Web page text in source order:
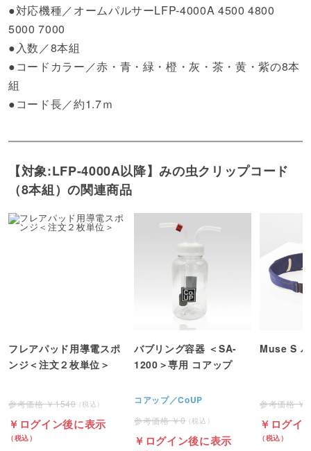
●対応機種／オームパルサーLFP-4000A 4500 4800
5000 7000
●入数／8本組
●コードカラー／赤・青・緑・橙・灰・茶・黄・紫の8本
組
●コード長／約1.7ｍ
【対象:LFP-4000A以降】みの虫クリップコード
（8本組）の関連商品
フレアパッド用導電スポ
ンジ＜注文２枚単位＞
1540
ログイン後に表示
バブリング容器 ＜SA-
1200＞専用 コアップ
コアップ／CoUP
0
ログイン後に表示
Muse S
ログイ